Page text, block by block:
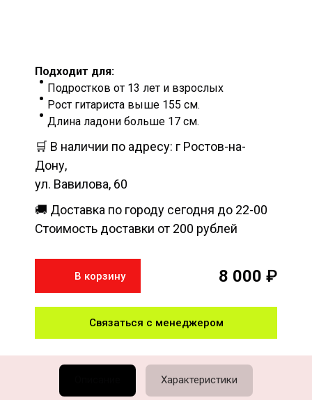
Подходит для:
Подростков от 13 лет и взрослых
Рост гитариста выше 155 см.
Длина ладони больше 17 см.
🛒 В наличии по адресу: г Ростов-на-
Дону,
ул. Вавилова, 60
🚚 Доставка по городу сегодня до 22-00
Стоимость доставки от 200 рублей
В корзину 8 000 ₽
Связаться с менеджером
Характеристики